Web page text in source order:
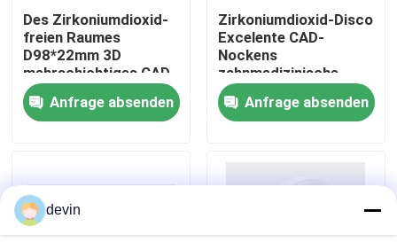
Qualitätskontrolle
Kontakt mit uns
Bitte um ein Angebot
Des Zirkoniumdioxid-
freien Raumes
D98*22mm 3D
mehrschichtiges CAD-
Nockens
zahnmedizinisches
Zirkoniumdioxid-
Anfrage absenden
Zirkoniumdioxid-Disco
Excelente CAD-
Nockens
zahnmedizinische
mehrschichtige
Labor3d, das Mpa
1050 verbiegt
Anfrage absenden
devin